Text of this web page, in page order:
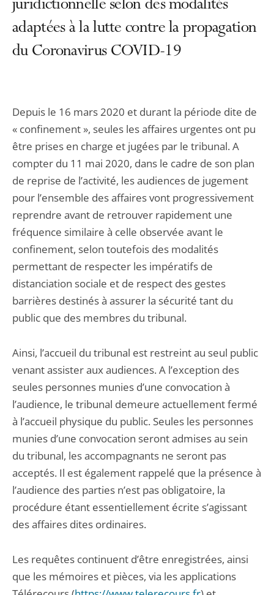
juridictionnelle selon des modalités
adaptées à la lutte contre la propagation
du Coronavirus COVID-19
Depuis le 16 mars 2020 et durant la période dite de
« confinement », seules les affaires urgentes ont pu
être prises en charge et jugées par le tribunal. A
compter du 11 mai 2020, dans le cadre de son plan
de reprise de l’activité, les audiences de jugement
pour l’ensemble des affaires vont progressivement
reprendre avant de retrouver rapidement une
fréquence similaire à celle observée avant le
confinement, selon toutefois des modalités
permettant de respecter les impératifs de
distanciation sociale et de respect des gestes
barrières destinés à assurer la sécurité tant du
public que des membres du tribunal.
Ainsi, l’accueil du tribunal est restreint au seul public
venant assister aux audiences. A l’exception des
seules personnes munies d’une convocation à
l’audience, le tribunal demeure actuellement fermé
à l’accueil physique du public. Seules les personnes
munies d’une convocation seront admises au sein
du tribunal, les accompagnants ne seront pas
acceptés. Il est également rappelé que la présence à
l’audience des parties n’est pas obligatoire, la
procédure étant essentiellement écrite s’agissant
des affaires dites ordinaires.
Les requêtes continuent d’être enregistrées, ainsi
que les mémoires et pièces, via les applications